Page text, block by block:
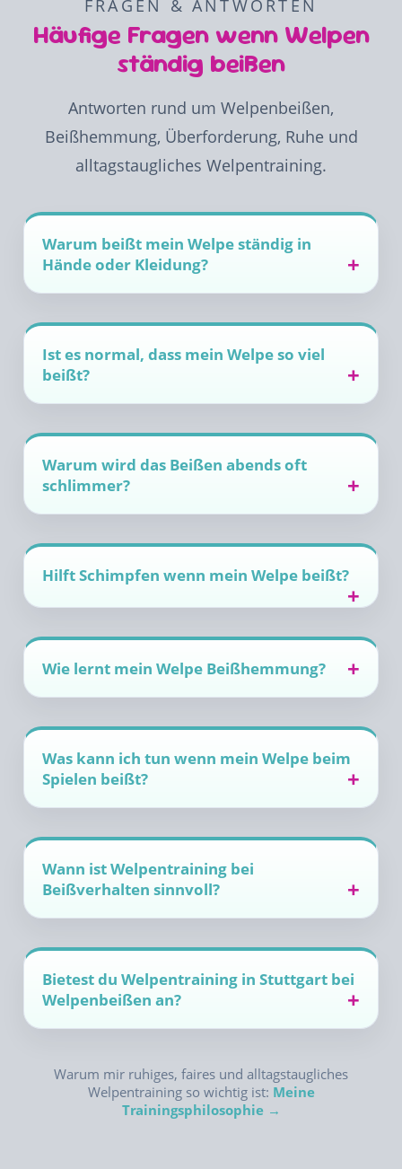
FRAGEN & ANTWORTEN
Häufige Fragen wenn Welpen
ständig beißen
Antworten rund um Welpenbeißen,
Beißhemmung, Überforderung, Ruhe und
alltagstaugliches Welpentraining.
Warum beißt mein Welpe ständig in
Hände oder Kleidung?
Ist es normal, dass mein Welpe so viel
beißt?
Warum wird das Beißen abends oft
schlimmer?
Hilft Schimpfen wenn mein Welpe beißt?
Wie lernt mein Welpe Beißhemmung?
Was kann ich tun wenn mein Welpe beim
Spielen beißt?
Wann ist Welpentraining bei
Beißverhalten sinnvoll?
Bietest du Welpentraining in Stuttgart bei
Welpenbeißen an?
Warum mir ruhiges, faires und alltagstaugliches
Welpentraining so wichtig ist: Meine
Trainingsphilosophie →